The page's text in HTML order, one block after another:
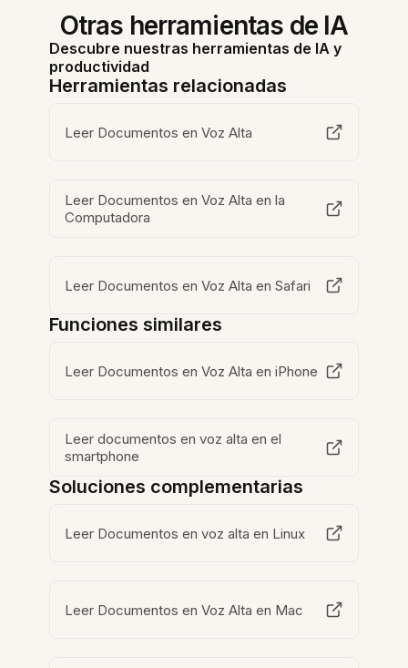
Otras herramientas de IA
Descubre nuestras herramientas de IA y
productividad
Herramientas relacionadas
Leer Documentos en Voz Alta
Leer Documentos en Voz Alta en la
Computadora
Leer Documentos en Voz Alta en Safari
Funciones similares
Leer Documentos en Voz Alta en iPhone
Leer documentos en voz alta en el
smartphone
Soluciones complementarias
Leer Documentos en voz alta en Linux
Leer Documentos en Voz Alta en Mac